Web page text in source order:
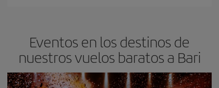
Eventos en los destinos de
nuestros vuelos baratos a Bari